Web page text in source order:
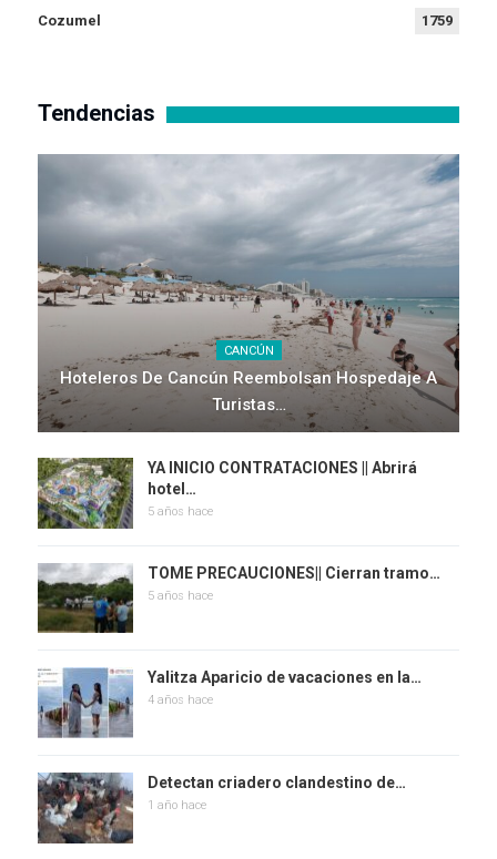
Cozumel 1759
Tendencias
CANCÚN
Hoteleros De Cancún Reembolsan Hospedaje A
Turistas…
YA INICIO CONTRATACIONES || Abrirá
hotel…
5 años hace
TOME PRECAUCIONES|| Cierran tramo…
5 años hace
Yalitza Aparicio de vacaciones en la…
4 años hace
Detectan criadero clandestino de…
1 año hace